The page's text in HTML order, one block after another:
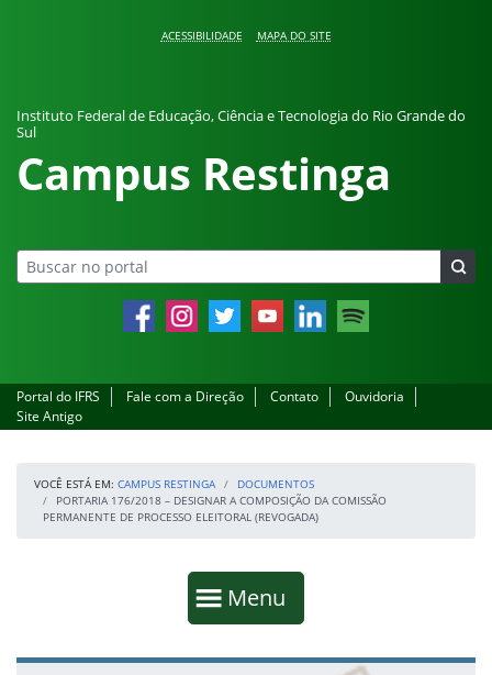
ACESSIBILIDADE MAPA DO SITE
Instituto Federal de Educação, Ciência e Tecnologia do Rio Grande do
Sul
Campus Restinga
FacebookInstagramTwitter YouTube LinkedIn Spotify
Portal do IFRS Fale com a Direção Contato
Ouvidoria
Site Antigo
VOCÊ ESTÁ EM: CAMPUS RESTINGA
DOCUMENTOS
PORTARIA 176/2018 – DESIGNAR A COMPOSIÇÃO DA COMISSÃO
PERMANENTE DE PROCESSO ELEITORAL (REVOGADA)
Mostrar
Menu
Fim da navegação
Início do conteúdo